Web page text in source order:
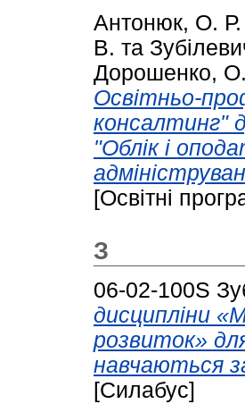
Антонюк, О. Р.
В. та
Дорошенко,
Освітньо-
консалтинг"
"Облік і
[Освітні
З
06-02-100S
дисципліни
розвиток»
навчаються
[Силабус]